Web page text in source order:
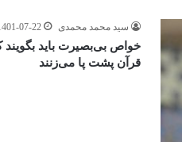
سید محمد محمدی 07-22
خواص بی‌بصیرت باید بگویند
قرآن پشت پا می‌زنند